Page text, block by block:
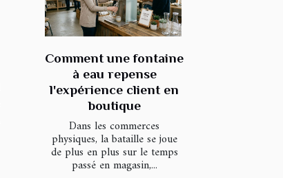
Comment une fontaine
à eau repense
l'expérience client en
boutique
Dans les commerces
physiques, la bataille se joue
de plus en plus sur le temps
passé en magasin,...